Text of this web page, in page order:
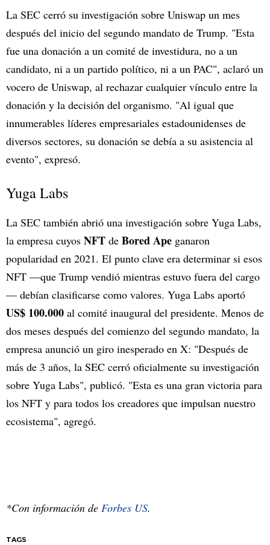
La SEC cerró su investigación sobre Uniswap un mes
después del inicio del segundo mandato de Trump. "Esta
fue una donación a un comité de investidura, no a un
candidato, ni a un partido político, ni a un PAC", aclaró un
vocero de Uniswap, al rechazar cualquier vínculo entre la
donación y la decisión del organismo. "Al igual que
innumerables líderes empresariales estadounidenses de
diversos sectores, su donación se debía a su asistencia al
evento", expresó.
Yuga Labs
La SEC también abrió una investigación sobre Yuga Labs,
la empresa cuyos NFT de Bored Ape ganaron
popularidad en 2021. El punto clave era determinar si esos
NFT —que Trump vendió mientras estuvo fuera del cargo
— debían clasificarse como valores. Yuga Labs aportó
US$ 100.000 al comité inaugural del presidente. Menos de
dos meses después del comienzo del segundo mandato, la
empresa anunció un giro inesperado en X: "Después de
más de 3 años, la SEC cerró oficialmente su investigación
sobre Yuga Labs", publicó. "Esta es una gran victoria para
los NFT y para todos los creadores que impulsan nuestro
ecosistema", agregó.
*Con información de Forbes US.
TAGS